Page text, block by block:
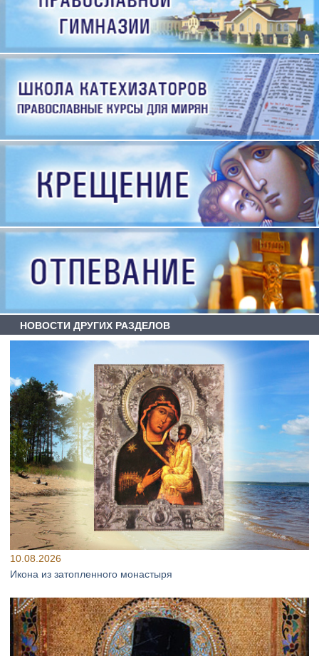
НОВОСТИ ДРУГИХ РАЗДЕЛОВ
10.08.2026
Икона из затопленного монастыря